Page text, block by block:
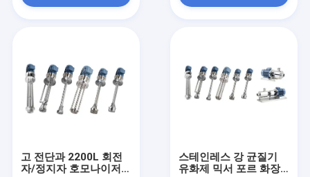
고 전단과 2200L 회전
자/정지자 호모나이저
스테인레스 강 균질기
유화제 믹서 포르 화장